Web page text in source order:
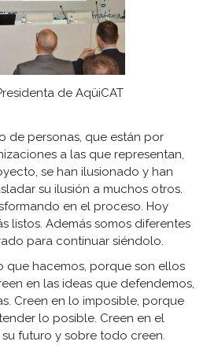
de AqüiCAT
de personas, que están por
a las que representan,
se han ilusionado y han
su ilusión a muchos otros.
en el proceso. Hoy
listos. Además somos diferentes
para continuar siéndolo.
que hacemos, porque son ellos
en las ideas que defendemos,
Creen en lo imposible, porque
lo posible. Creen en el
futuro y sobre todo creen.